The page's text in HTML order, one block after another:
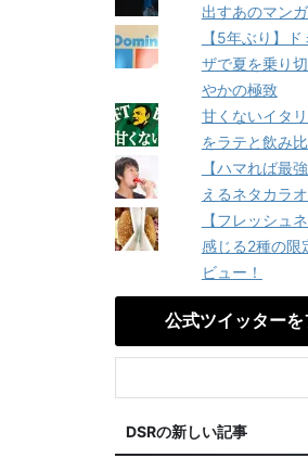
出すあのマン
【5年ぶり】
ザで夏を乗り
やかの極致
甘くないイタ
をラテと飲み
【ハマれば最
えるネタカラ
【フレッシュ
感じる2種の限
ビュー！
公式ツイッター
DSRの新しい記事